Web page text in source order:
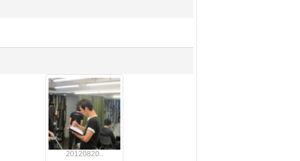
20120820..